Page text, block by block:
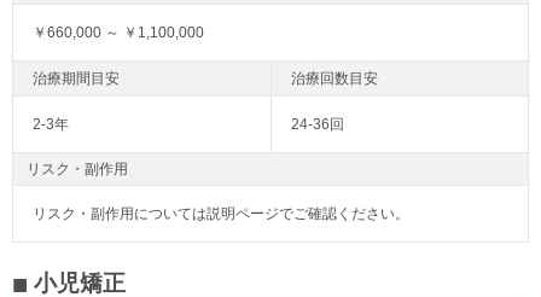
￥660,000 ～ ￥1,100,000
2-3年 24-36回
リスク・副作用
リスク・副作用については説明ページでご確認ください。
小児矯正